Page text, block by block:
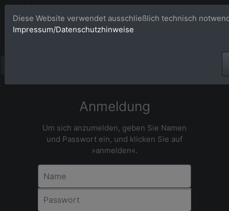
Bildagentur
Anmeldung
Um sich anzumelden, geben Sie Namen
und Passwort ein, und klicken Sie auf
»anmelden«.
Passwort
Diese Website verwendet ausschließlich technisch
Impressum/Datenschutzhinweise